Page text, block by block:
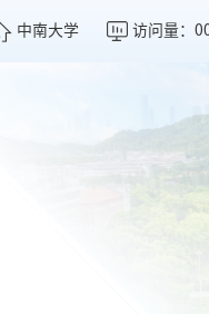
中南大学 访问量：